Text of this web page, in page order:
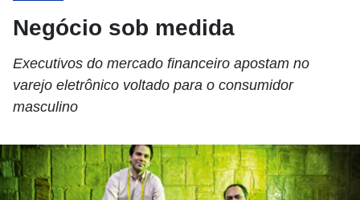
Negócio sob medida
Executivos do mercado financeiro apostam no
varejo eletrônico voltado para o consumidor
masculino